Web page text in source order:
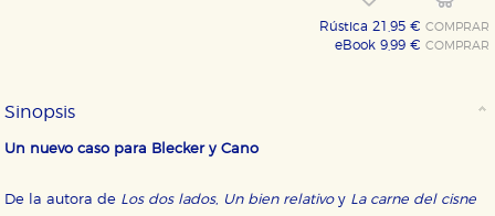
Rústica 21,95 €COMPRAR
eBook 9,99 €COMPRAR
Sinopsis
Un nuevo caso para Blecker y Cano
De la autora de Los dos lados, Un bien relativoy La carne del cisne